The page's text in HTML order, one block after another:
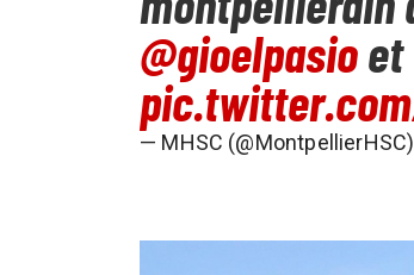
@gioelpasioet
— MHSC (@MontpellierHSC)